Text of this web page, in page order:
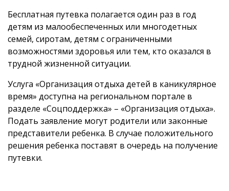
Бесплатная путевка полагается один раз в год
детям из малообеспеченных или многодетных
семей, сиротам, детям с ограниченными
возможностями здоровья или тем, кто оказался в
трудной жизненной ситуации.
Услуга «Организация отдыха детей в каникулярное
время» доступна на региональном портале в
разделе «Соцподдержка» – «Организация отдыха».
Подать заявление могут родители или законные
представители ребенка. В случае положительного
решения ребенка поставят в очередь на получение
путевки.